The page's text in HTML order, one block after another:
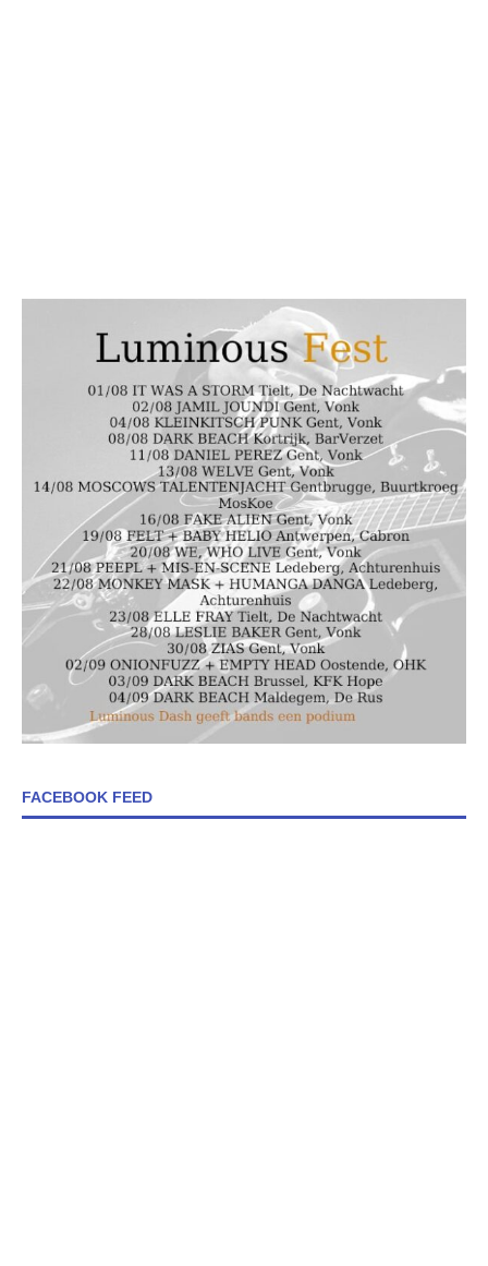
FACEBOOK FEED